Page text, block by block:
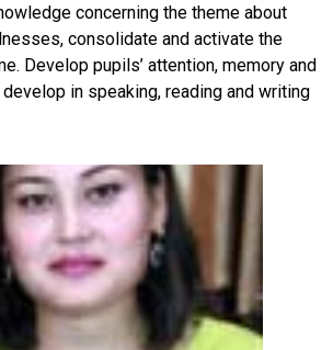
concerning the theme about
consolidate and activate the
Develop pupils’ attention, memory and
in speaking, reading and writing